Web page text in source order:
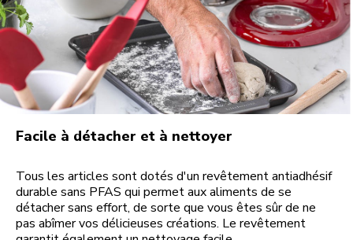
Facile à détacher et à nettoyer
Tous les articles sont dotés d'un revêtement antiadhésif
durable sans PFAS qui permet aux aliments de se
détacher sans effort, de sorte que vous êtes sûr de ne
pas abîmer vos délicieuses créations. Le revêtement